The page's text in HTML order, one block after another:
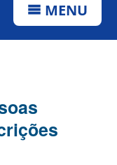
MENU